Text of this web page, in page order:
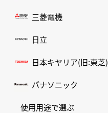
三菱電機
日立
日本キヤリア(旧:東芝)
パナソニック
使用用途で選ぶ